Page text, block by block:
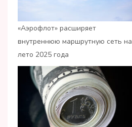
«Аэрофлот» расширяет
внутреннюю маршрутную сеть на
лето 2025 года